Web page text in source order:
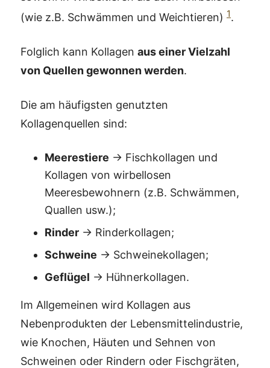
(wie z.B. Schwämmen und Weichtieren) 1.
Folglich kann Kollagen aus einer Vielzahl
von Quellen gewonnen werden.
Die am häufigsten genutzten
Kollagenquellen sind:
Meerestiere → Fischkollagen und
Kollagen von wirbellosen
Meeresbewohnern (z.B. Schwämmen,
Quallen usw.);
Rinder → Rinderkollagen;
Schweine → Schweinekollagen;
Geflügel → Hühnerkollagen.
Im Allgemeinen wird Kollagen aus
Nebenprodukten der Lebensmittelindustrie,
wie Knochen, Häuten und Sehnen von
Schweinen oder Rindern oder Fischgräten,